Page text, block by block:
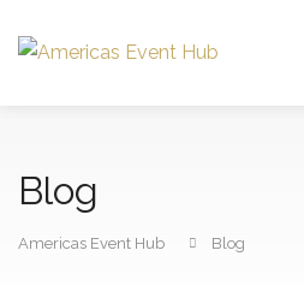
Blog
Americas Event Hub Blog